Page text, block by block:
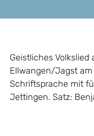
Geistliches
Ellwangen/Jagst am
Schriftsprache mit
Jettingen. Satz: